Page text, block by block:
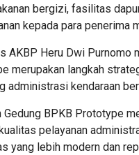
bergizi, fasilitas
kepada para penerima
AKBP Heru Dwi Purnomo
merupakan langkah
administrasi kendaraan
Gedung BPKB Prototype
pelayanan
yang lebih modern dan